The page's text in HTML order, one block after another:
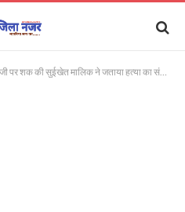
की सुईखेत मालिक ने जताया हत्या का संदेह, पुलिस जांच में जुटी